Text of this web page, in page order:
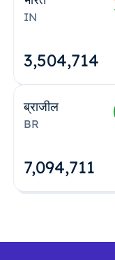
IN
3,504,715
ब्राजील
BR
7,094,712